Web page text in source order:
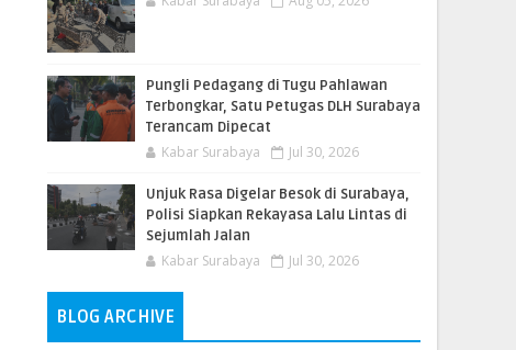
Pungli Pedagang di Tugu Pahlawan
Terbongkar, Satu Petugas DLH Surabaya
Terancam Dipecat
Kabar Surabaya Jul 30, 2026
Unjuk Rasa Digelar Besok di Surabaya,
Polisi Siapkan Rekayasa Lalu Lintas di
Sejumlah Jalan
Kabar Surabaya Jul 30, 2026
BLOG ARCHIVE